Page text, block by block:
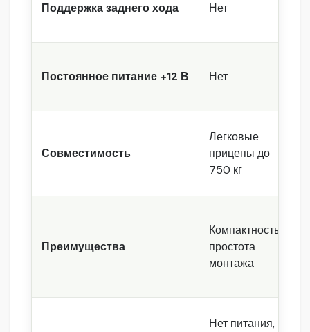
Поддержка заднего хода Нет
Постоянное питание +12 В Нет
Совместимость
Легковые
прицепы до
750 кг
Преимущества
Компактность,
простота
монтажа
Нет питания,